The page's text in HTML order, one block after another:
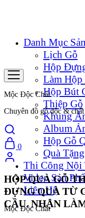
Danh Mục
Lịch Gỗ
Hộp
Làm Hộp
Hộp Bút
Thiệp Gỗ
Khung
Album
Hộp Gỗ
Quà
Thi Công Nội
Video Sản
Liên Hệ
Mộc Độc Chất
Mộc Độc Chất
Chuyên đồ gỗ độc & chất
0
HỘP QUÀ GỖ
ĐỰNG QUÀ TỪ
CẦU. NHẬN